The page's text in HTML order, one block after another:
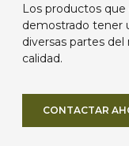
Los productos
demostrado tener
diversas partes
calidad.
CONTACTAR